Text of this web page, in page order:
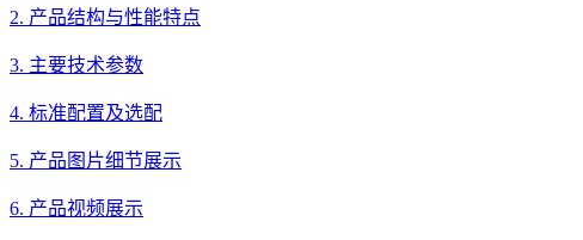
2. 产品结构与性能特点
3. 主要技术参数
4. 标准配置及选配
5. 产品图片细节展示
6. 产品视频展示